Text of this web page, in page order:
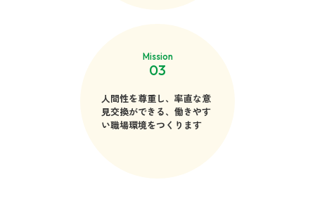
Mission
03
人間性を尊重し、率直な意
見交換ができる、働きやす
い職場環境をつくります